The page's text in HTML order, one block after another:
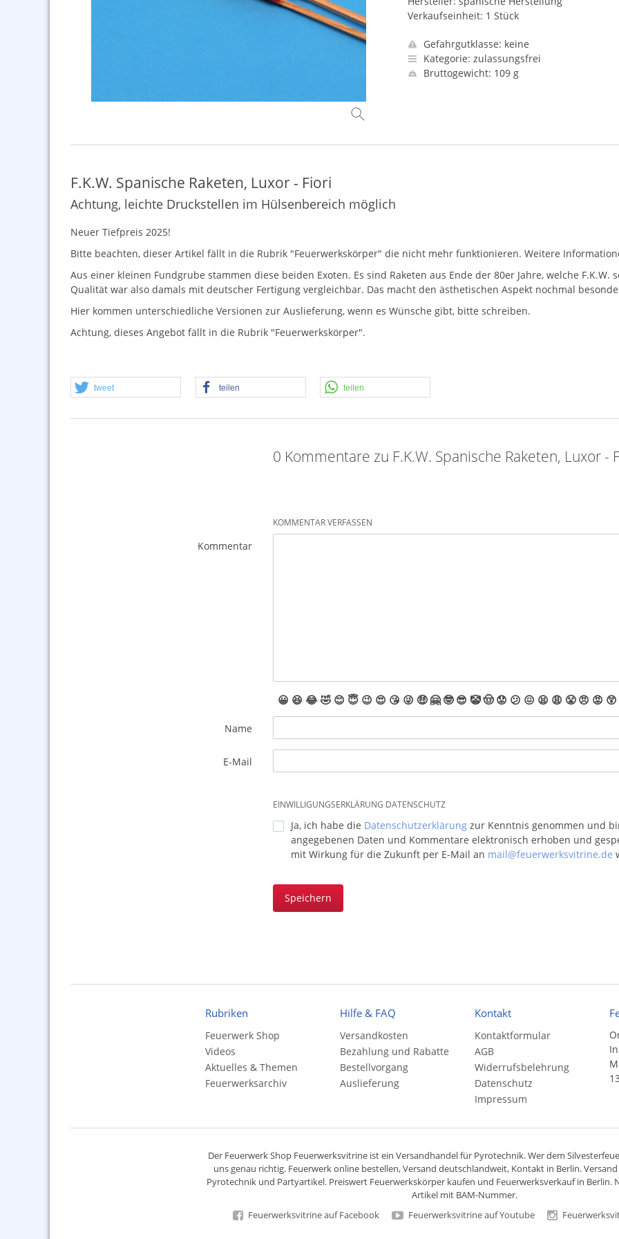
Verkaufseinheit: 1 Stück
Gefahrgutklasse: keine
Kategorie: zulassungsfrei
Bruttogewicht: 109 g
F.K.W. Spanische Raketen, Luxor - Fiori
Achtung, leichte Druckstellen im Hülsenbereich möglich
Neuer Tiefpreis 2025!
Bitte beachten, dieser Artikel fällt in die Rubrik "Feuerwerkskörper" die nicht mehr funktionieren. Weitere
Aus einer kleinen Fundgrube stammen diese beiden Exoten. Es sind Raketen aus Ende der 80er Jahre, welche
Qualität war also damals mit deutscher Fertigung vergleichbar. Das macht den ästhetischen Aspekt nochmal
Hier kommen unterschiedliche Versionen zur Auslieferung, wenn es Wünsche gibt, bitte schreiben.
Achtung, dieses Angebot fällt in die Rubrik "Feuerwerkskörper".
tweet teilen teilen
0 Kommentare zu F.K.W. Spanische Raketen, Luxor -
KOMMENTAR VERFASSEN
Kommentar
😀 😆 😂🤣 😊 😇 😉 😍 😘 😜 🤑 🤗 🤓 😎 🤡🤠 😟 😕 😖 😫 😩 😤 😠 😡 😲
Name
E-Mail
EINWILLIGUNGSERKLÄRUNG DATENSCHUTZ
Ja, ich habe die Datenschutzerklärungzur Kenntnis genommen und
angegebenen Daten und Kommentare elektronisch erhoben und
mit Wirkung für die Zukunft per E-Mail an mail@feuerwerksvitrine.de
Speichern
Rubriken
Feuerwerk Shop
Videos
Aktuelles & Themen
Feuerwerksarchiv
Hilfe & FAQ
Versandkosten
Bezahlung und Rabatte
Bestellvorgang
Auslieferung
Kontakt
Kontaktformular
AGB
Widerrufsbelehrung
Datenschutz
Impressum
Der Feuerwerk Shop Feuerwerksvitrine ist ein Versandhandelfür Pyrotechnik. Wer dem
uns genau richtig. Feuerwerk online bestellen,Versand deutschlandweit, Kontakt in Berlin.
Pyrotechnikund Partyartikel. Preiswert Feuerwerkskörperkaufen und Feuerwerksverkauf in Berlin.
Artikel mit BAM-Nummer.
Feuerwerksvitrine auf Facebook
Feuerwerksvitrine auf Youtube